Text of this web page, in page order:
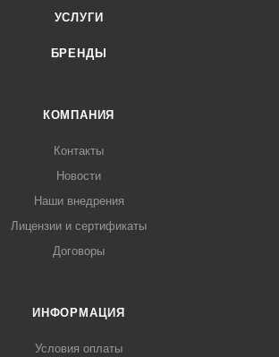
УСЛУГИ
БРЕНДЫ
КОМПАНИЯ
Контакты
Новости
Наши внедрения
Лицензии и сертификаты
Договоры
ИНФОРМАЦИЯ
Условия оплаты